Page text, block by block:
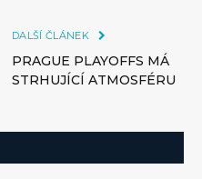
DALŠÍ ČLÁNEK
PRAGUE PLAYOFFS MÁ
STRHUJÍCÍ ATMOSFÉRU